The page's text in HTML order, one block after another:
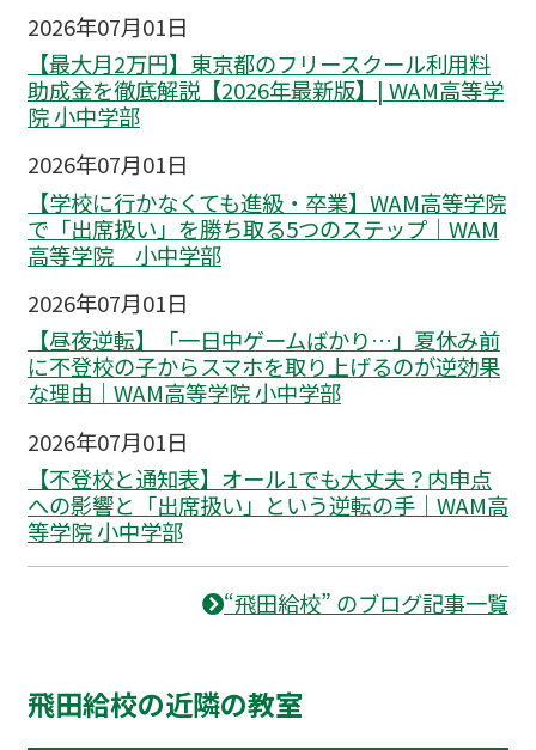
2026年07月01日
【最大月2万円】東京都のフリースクール利用料
助成金を徹底解説【2026年最新版】| WAM高等学
院 小中学部
2026年07月01日
【学校に行かなくても進級・卒業】WAM高等学院
で「出席扱い」を勝ち取る5つのステップ｜WAM
高等学院 小中学部
2026年07月01日
【昼夜逆転】「一日中ゲームばかり…」夏休み前
に不登校の子からスマホを取り上げるのが逆効果
な理由｜WAM高等学院 小中学部
2026年07月01日
【不登校と通知表】オール1でも大丈夫？内申点
への影響と「出席扱い」という逆転の手｜WAM高
等学院 小中学部
“飛田給校” のブログ記事一覧
飛田給校の近隣の教室